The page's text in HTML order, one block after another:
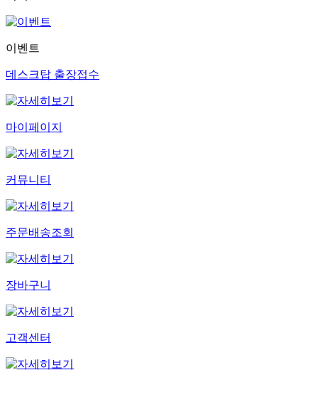
이벤트
데스크탑 출장접수
마이페이지
커뮤니티
주문배송조회
장바구니
고객센터